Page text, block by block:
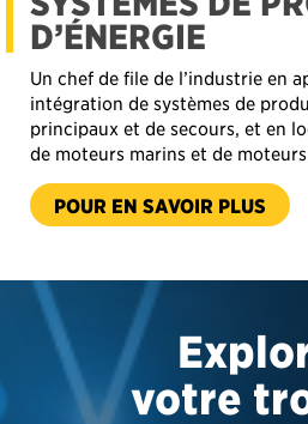
Un chef de file de l’industrie en
intégration de systèmes de
principaux et de secours, et en
de moteurs marins et de
POUR EN SAVOIR PLUS-
DE
votre